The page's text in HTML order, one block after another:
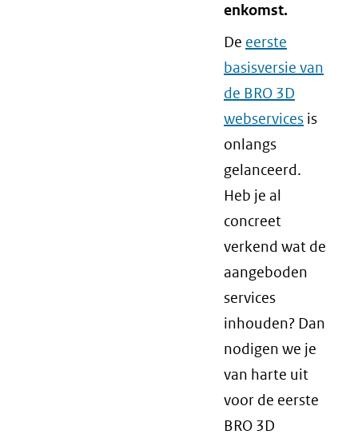
enkomst.
De eerste
basisversie van
de BRO 3D
webservices is
onlangs
gelanceerd.
Heb je al
concreet
verkend wat de
aangeboden
services
inhouden? Dan
nodigen we je
van harte uit
voor de eerste
BRO 3D